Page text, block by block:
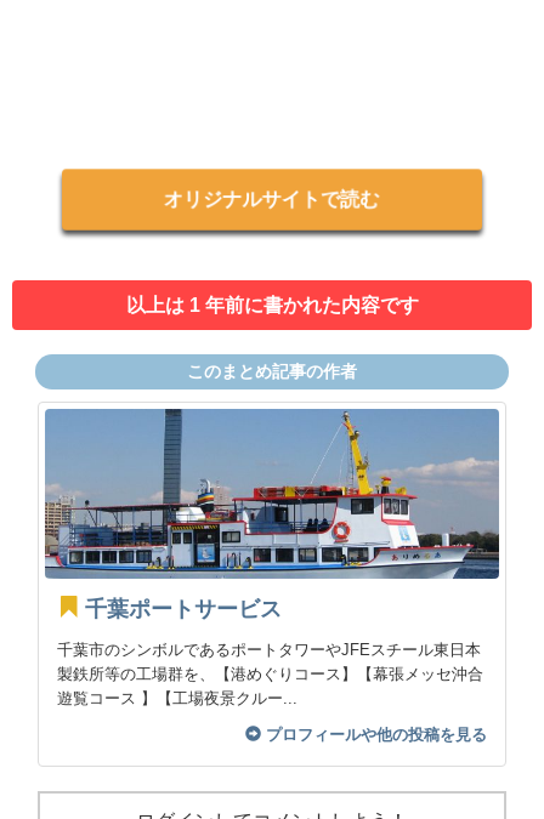
オリジナルサイトで読む
以上は 1 年前に書かれた内容です
このまとめ記事の作者
千葉ポートサービス
千葉市のシンボルであるポートタワーやJFEスチール東日本
製鉄所等の工場群を、【港めぐりコース】【幕張メッセ沖合
遊覧コース 】【工場夜景クルー...
プロフィールや他の投稿を見る